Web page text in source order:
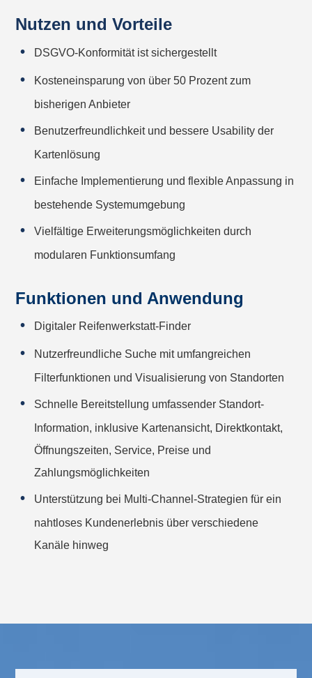
Nutzen und Vorteile
DSGVO-Konformität ist sichergestellt
Kosteneinsparung von über 50 Prozent zum
bisherigen Anbieter
Benutzerfreundlichkeit und bessere Usability der
Kartenlösung
Einfache Implementierung und flexible Anpassung in
bestehende Systemumgebung
Vielfältige Erweiterungsmöglichkeiten durch
modularen Funktionsumfang
Funktionen und Anwendung
Digitaler Reifenwerkstatt-Finder
Nutzerfreundliche Suche mit umfangreichen
Filterfunktionen und Visualisierung von Standorten
Schnelle Bereitstellung umfassender Standort-
Information, inklusive Kartenansicht, Direktkontakt,
Öffnungszeiten, Service, Preise und
Zahlungsmöglichkeiten
Unterstützung bei Multi-Channel-Strategien für ein
nahtloses Kundenerlebnis über verschiedene
Kanäle hinweg